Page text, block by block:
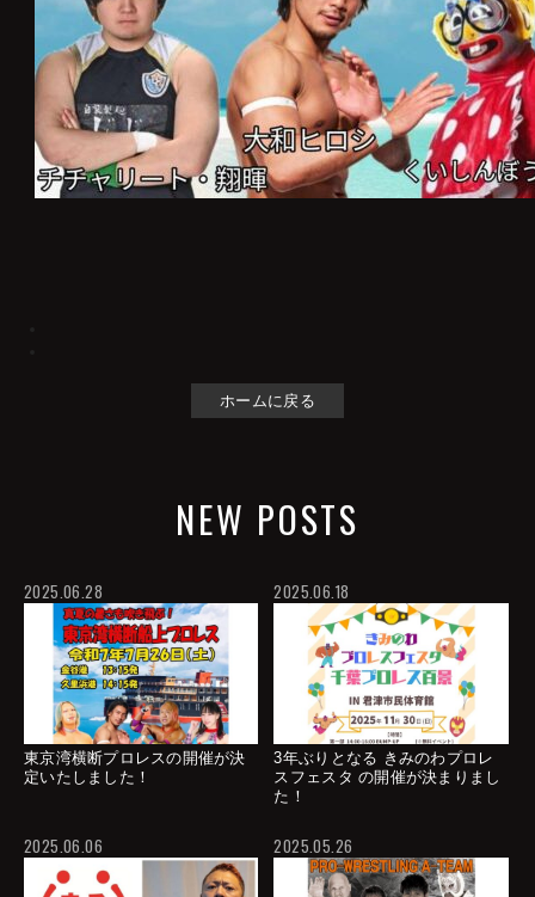
ホームに戻る
NEW POSTS
2025.06.28
東京湾横断プロレスの開催が決
定いたしました！
2025.06.18
3年ぶりとなる きみのわプロレ
スフェスタ の開催が決まりまし
た！
2025.06.06 2025.05.26